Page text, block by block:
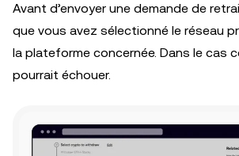
Avant d’envoyer une demande de
que vous avez sélectionné le réseau
la plateforme concernée. Dans le cas
pourrait échouer.